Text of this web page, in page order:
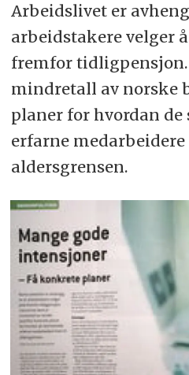
Arbeidslivet er
arbeidstakere velger
fremfor
mindretall av norske
planer for hvordan de
erfarne
aldersgrensen.